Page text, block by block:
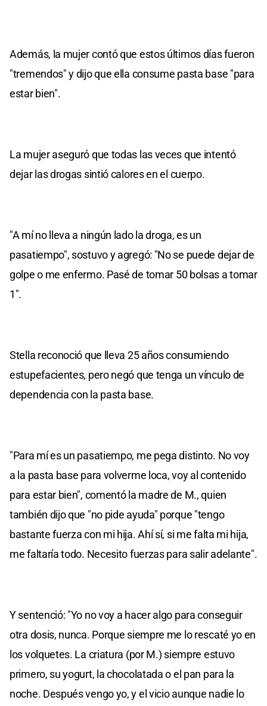
Además, la mujer contó que estos últimos días fueron
"tremendos" y dijo que ella consume pasta base "para
estar bien".
La mujer aseguró que todas las veces que intentó
dejar las drogas sintió calores en el cuerpo.
"A mí no lleva a ningún lado la droga, es un
pasatiempo", sostuvo y agregó: "No se puede dejar de
golpe o me enfermo. Pasé de tomar 50 bolsas a tomar
1".
Stella reconoció que lleva 25 años consumiendo
estupefacientes, pero negó que tenga un vínculo de
dependencia con la pasta base.
"Para mí es un pasatiempo, me pega distinto. No voy
a la pasta base para volverme loca, voy al contenido
para estar bien", comentó la madre de M., quien
también dijo que "no pide ayuda" porque "tengo
bastante fuerza con mi hija. Ahí sí, si me falta mi hija,
me faltaría todo. Necesito fuerzas para salir adelante".
Y sentenció: "Yo no voy a hacer algo para conseguir
otra dosis, nunca. Porque siempre me lo rescaté yo en
los volquetes. La criatura (por M.) siempre estuvo
primero, su yogurt, la chocolatada o el pan para la
noche. Después vengo yo, y el vicio aunque nadie lo